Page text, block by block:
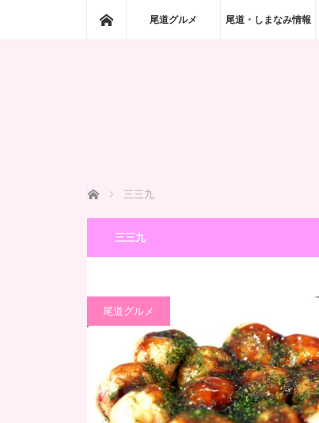
ホーム尾道グルメ 尾道・しまなみ情報
ホーム 三三九
三三九
尾道グルメ